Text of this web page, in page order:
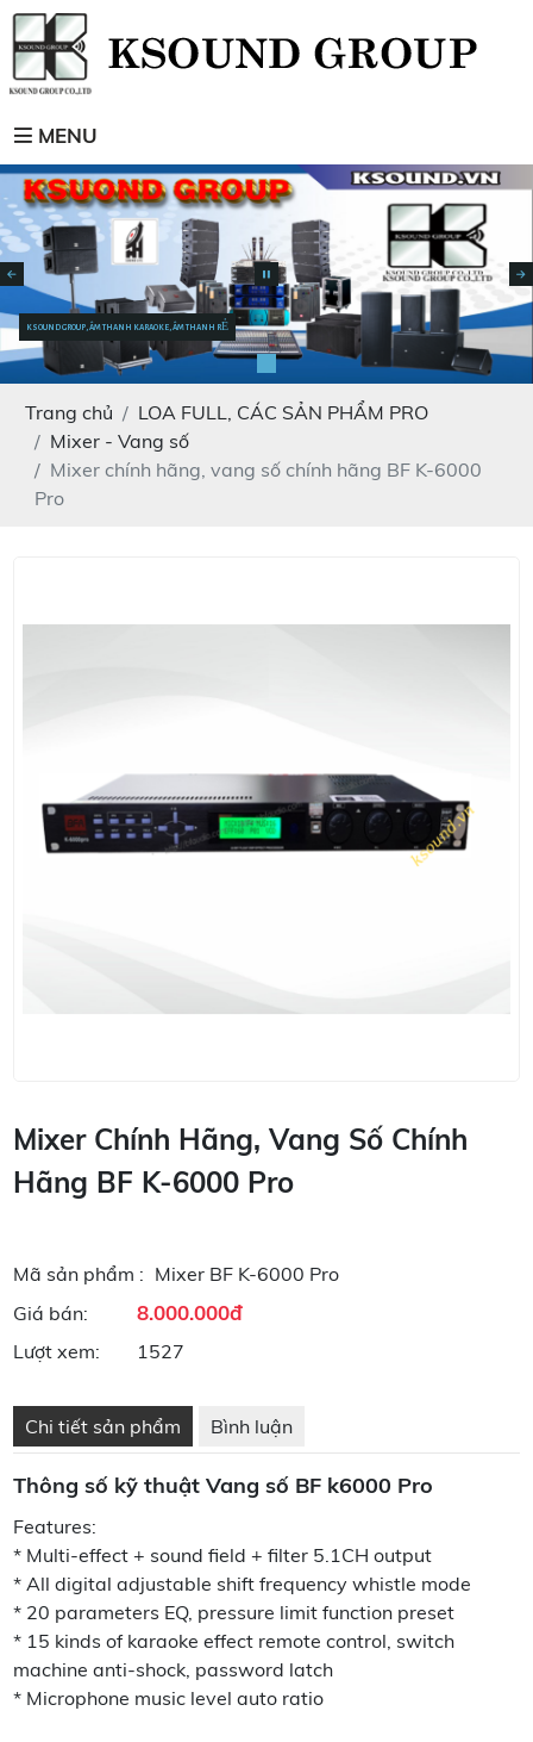
MENU
KSOUND GROUP, ÂM THANH KARAOKE, ÂM THANH RẺ
Trang chủ
LOA FULL, CÁC SẢN PHẨM PRO
Mixer - Vang số
Mixer chính hãng, vang số chính hãng BF K-6000
Pro
Mixer Chính Hãng, Vang Số Chính
Hãng BF K-6000 Pro
Mã sản phẩm : Mixer BF K-6000 Pro
Giá bán:
8.000.000đ
Lượt xem: 1527
Chi tiết sản phẩm Bình luận
Thông số kỹ thuật Vang số BF k6000 Pro
Features:
* Multi-effect + sound field + filter 5.1CH output
* All digital adjustable shift frequency whistle mode
* 20 parameters EQ, pressure limit function preset
* 15 kinds of karaoke effect remote control, switch
machine anti-shock, password latch
* Microphone music level auto ratio